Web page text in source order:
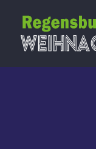
Inhalt
springen